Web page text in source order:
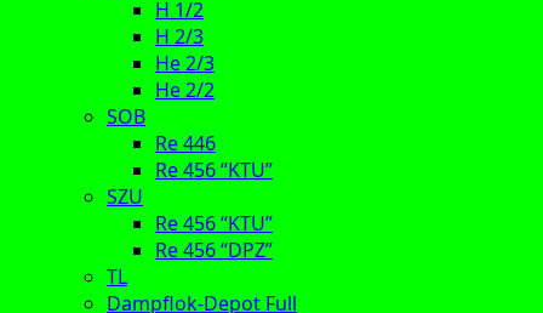
H 1/2
H 2/3
He 2/3
He 2/2
SOB
Re 446
Re 456 “KTU”
SZU
Re 456 “KTU”
Re 456 “DPZ”
TL
Dampflok-Depot Full